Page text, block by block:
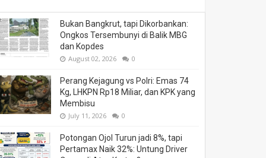
Bukan Bangkrut, tapi Dikorbankan:
Ongkos Tersembunyi di Balik MBG
dan Kopdes
August 02, 2026 0
Perang Kejagung vs Polri: Emas 74
Kg, LHKPN Rp18 Miliar, dan KPK yang
Membisu
July 11, 2026 0
Potongan Ojol Turun jadi 8%, tapi
Pertamax Naik 32%: Untung Driver